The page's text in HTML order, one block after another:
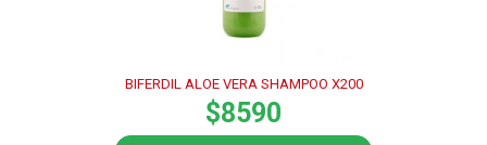
BIFERDIL ALOE VERA SHAMPOO X200
$8590